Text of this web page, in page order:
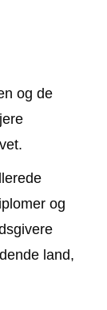
og de
og
land,